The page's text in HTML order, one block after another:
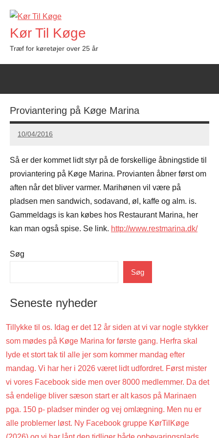
indhold
Kør Til Køge
Træf for køretøjer over 25 år
Proviantering på Køge Marina
10/04/2016
Carsten
Så er der kommet lidt styr på de forskellige åbningstide til
proviantering på Køge Marina. Provianten åbner først om
aften når det bliver varmer. Marihønen vil være på
pladsen men sandwich, sodavand, øl, kaffe og alm. is.
Gammeldags is kan købes hos Restaurant Marina, her
kan man også spise. Se link. http://www.restmarina.dk/
Søg
Søg
Seneste nyheder
Tillykke til os. Idag er det 12 år siden at vi var nogle stykker
som mødes på Køge Marina for første gang. Herfra skal
lyde et stort tak til alle jer som kommer mandag efter
mandag. Vi har her i 2026 været lidt udfordret. Først mister
vi vores Facebook side men over 8000 medlemmer. Da det
så endelige bliver sæson start er alt kasos på Marinaen
pga. 150 p- pladser minder og vej omlægning. Men nu er
alle problemer løst. Ny Facebook gruppe KørTilKøge